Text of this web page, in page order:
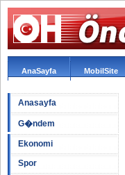
AnaSayfa MobilSite
Anasayfa
G�ndem
Ekonomi
Spor